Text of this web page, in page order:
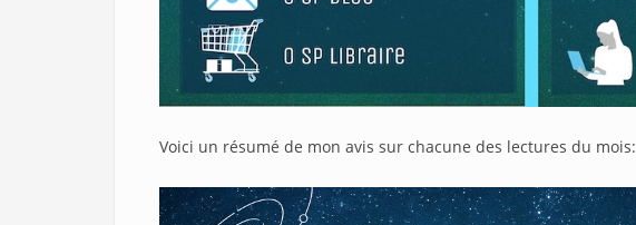
Voici un résumé de mon avis sur chacune des lectures du mois: